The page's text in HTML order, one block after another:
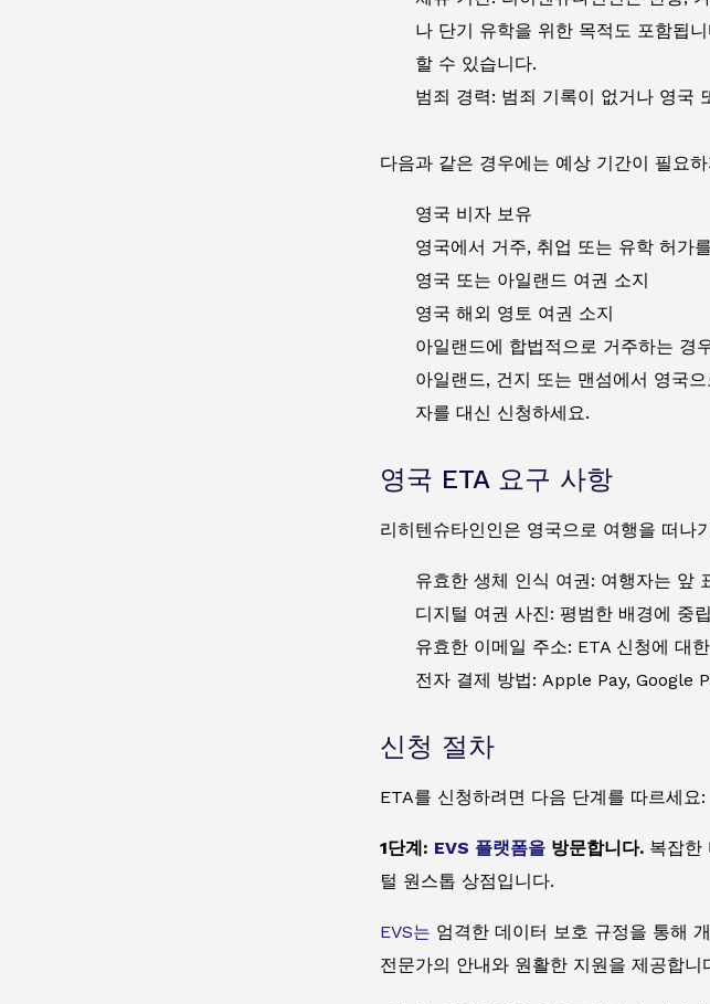
나 단기 유학을 위한 목적도 포함됩
할 수 있습니다.
범죄 경력: 범죄 기록이 없거나 영국
다음과 같은 경우에는 예상 기간이 필요
영국 비자 보유
영국에서 거주, 취업 또는 유학 허가
영국 또는 아일랜드 여권 소지
영국 해외 영토 여권 소지
아일랜드에 합법적으로 거주하는 경
아일랜드, 건지 또는 맨섬에서 영국
자를 대신 신청하세요.
영국 ETA 요구 사항
리히텐슈타인인은 영국으로 여행을 떠나
유효한 생체 인식 여권: 여행자는 앞
디지털 여권 사진: 평범한 배경에 중
유효한 이메일 주소: ETA 신청에 대
전자 결제 방법: Apple Pay, Google
신청 절차
ETA를 신청하려면 다음 단계를 따르세요:
1단계: EVS 플랫폼을 방문합니다. 복잡한
털 원스톱 상점입니다.
EVS는 엄격한 데이터 보호 규정을 통해
전문가의 안내와 원활한 지원을 제공합니